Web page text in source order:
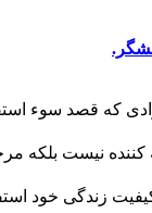
که قصد سوء
کننده نیست بلکه
زندگی خود
ازدواج